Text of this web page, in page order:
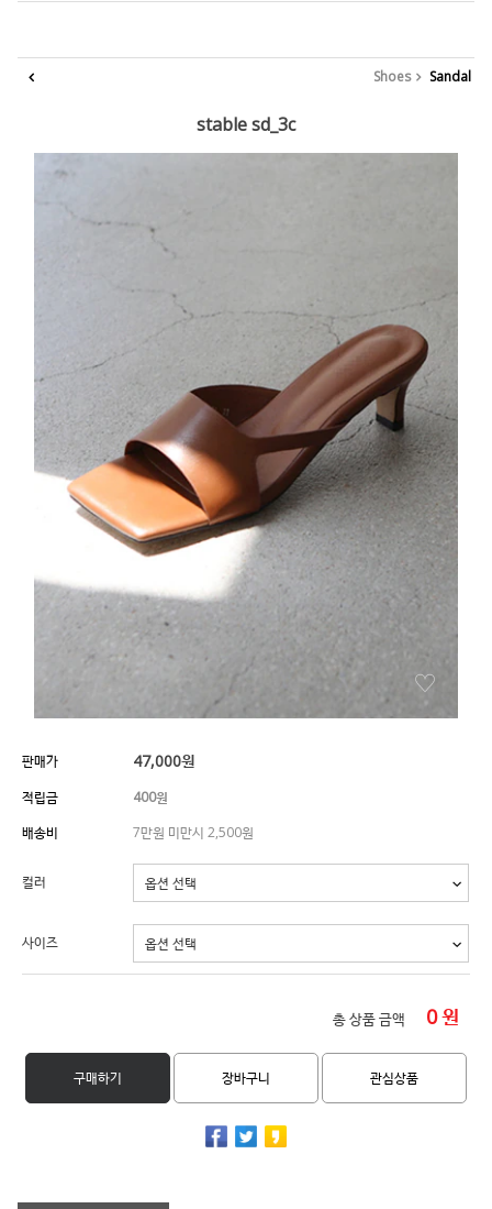
Shoes Sandal
stable sd_3c
판매가 47,000원
적립금
400원
배송비
7만원 미만시 2,500원
컬러
사이즈
총 상품 금액 0원
구매하기 장바구니 관심상품